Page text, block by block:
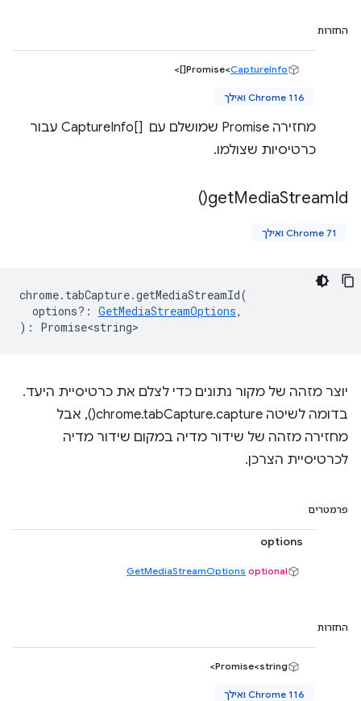
החזרות
Promise<CaptureInfo
[]>
Chrome 116 ואילך
מחזירה Promise שמושלם עם CaptureInfo[] ‎ עבור
כרטיסיות שצולמו.
getMediaStreamId(
)
Chrome 71 ואילך
chrome. tabCapture.getMediaStreamId(
options? : GetMediaStreamOptions,
) : Promise<string>
יוצר מזהה של מקור נתונים כדי לצלם את כרטיסיית היעד.
בדומה לשיטה chrome.tabCapture.capture(), אבל
מחזירה מזהה של שידור מדיה במקום שידור מדיה
לכרטיסיית הצרכן.
פרמטרים
options
GetMediaStreamOptions optional
החזרות
Promise<string>
Chrome 116 ואילך